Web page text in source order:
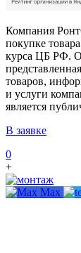
Компания
покупке
курса ЦБ РФ.
товаров,
и услуги
является
В заявке
0
+
Max